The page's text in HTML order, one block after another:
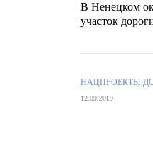
В Ненецком
участок
НАЦПРОЕКТЫ
12.09.2019